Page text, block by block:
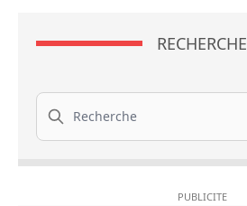
RECHERCHE
Recherche